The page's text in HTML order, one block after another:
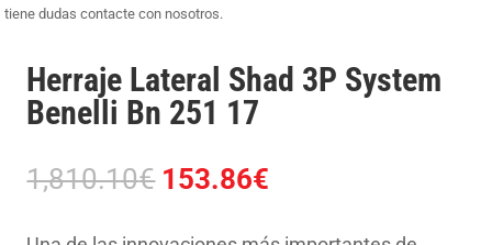
tiene dudas contacte con nosotros.
Herraje Lateral Shad 3P System
Benelli Bn 251 17
1,810.10€ El
153.86€